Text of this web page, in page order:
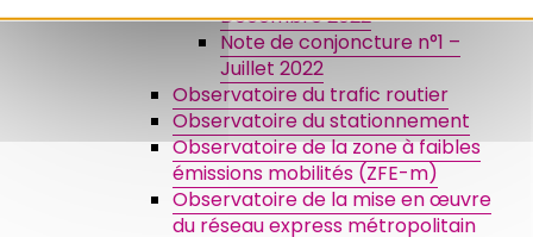
Décembre 2022
Note de conjoncture n°1 –
Juillet 2022
Observatoire du trafic routier
Observatoire du stationnement
Observatoire de la zone à faibles
émissions mobilités (ZFE-m)
Observatoire de la mise en œuvre
du réseau express métropolitain